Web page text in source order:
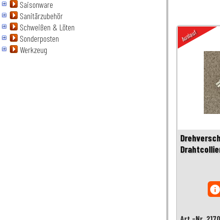
Saisonware
Sanitärzubehör
Schweißen & Löten
Sonderposten
Werkzeug
Auslauf
info